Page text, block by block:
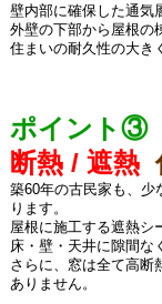
壁内部に確保した通気
外壁の下部から屋根の
住まいの耐久性の大き
ポイント③
断熱 / 遮熱
築60年の古民家も、少
ります。
屋根に施工する遮熱シ
床・壁・天井に隙間な
さらに、窓は全て高断
ありません。